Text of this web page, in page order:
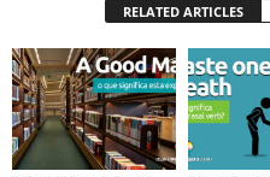
RELATED ARTICLES